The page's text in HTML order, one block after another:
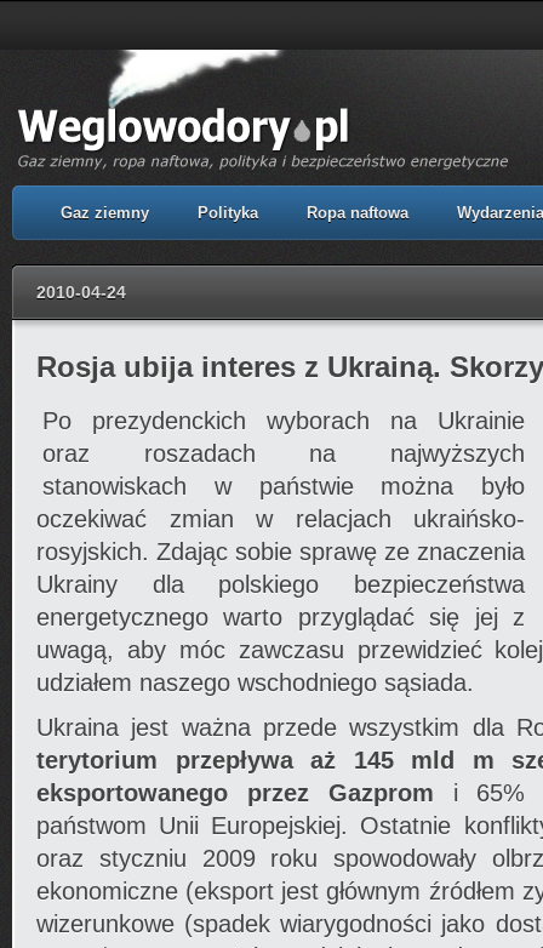
Gaz ziemny Polityka Ropa naftowa Wydarzenia
2010-04-24
Rosja ubija interes z Ukrainą.
Po prezydenckich wyborach na Ukrainie
oraz roszadach na najwyższych
stanowiskach w państwie można było
oczekiwać zmian w relacjach ukraińsko-
rosyjskich. Zdając sobie sprawę ze znaczenia
Ukrainy dla polskiego bezpieczeństwa
energetycznego warto przyglądać się jej z
uwagą, aby móc zawczasu przewidzieć
udziałem naszego wschodniego sąsiada.
Ukraina jest ważna przede wszystkim dla
terytorium przepływa aż 145 mld m
eksportowanego przez Gazprom i 65%
państwom Unii Europejskiej. Ostatnie
oraz styczniu 2009 roku spowodowały
ekonomiczne (eksport jest głównym źródłem
wizerunkowe (spadek wiarygodności jako